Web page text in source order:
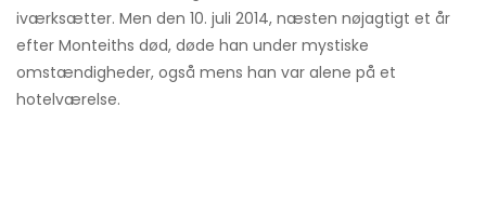
iværksætter. Men den 10. juli 2014, næsten nøjagtigt et år
efter Monteiths død, døde han under mystiske
omstændigheder, også mens han var alene på et
hotelværelse.